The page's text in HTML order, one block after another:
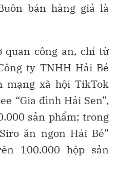
bán hàng giả là
quan công an, chỉ từ
ty TNHH Hải Bé
mạng xã hội TikTok
“Gia đình Hải Sen”,
sản phẩm; trong
ăn ngon Hải Bé”
100.000 hộp sản